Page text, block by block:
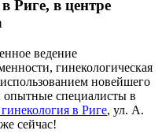
Риге, в центре
ведение
гинекологическая
новейшего
опытные специалисты в
в Риге, ул. А.
сейчас!